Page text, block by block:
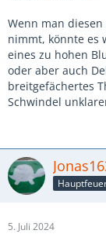
Wenn man
nimmt, könnte es
eines zu hohen
oder aber auch
breitgefächertes
Schwindel
5. Juli 2024